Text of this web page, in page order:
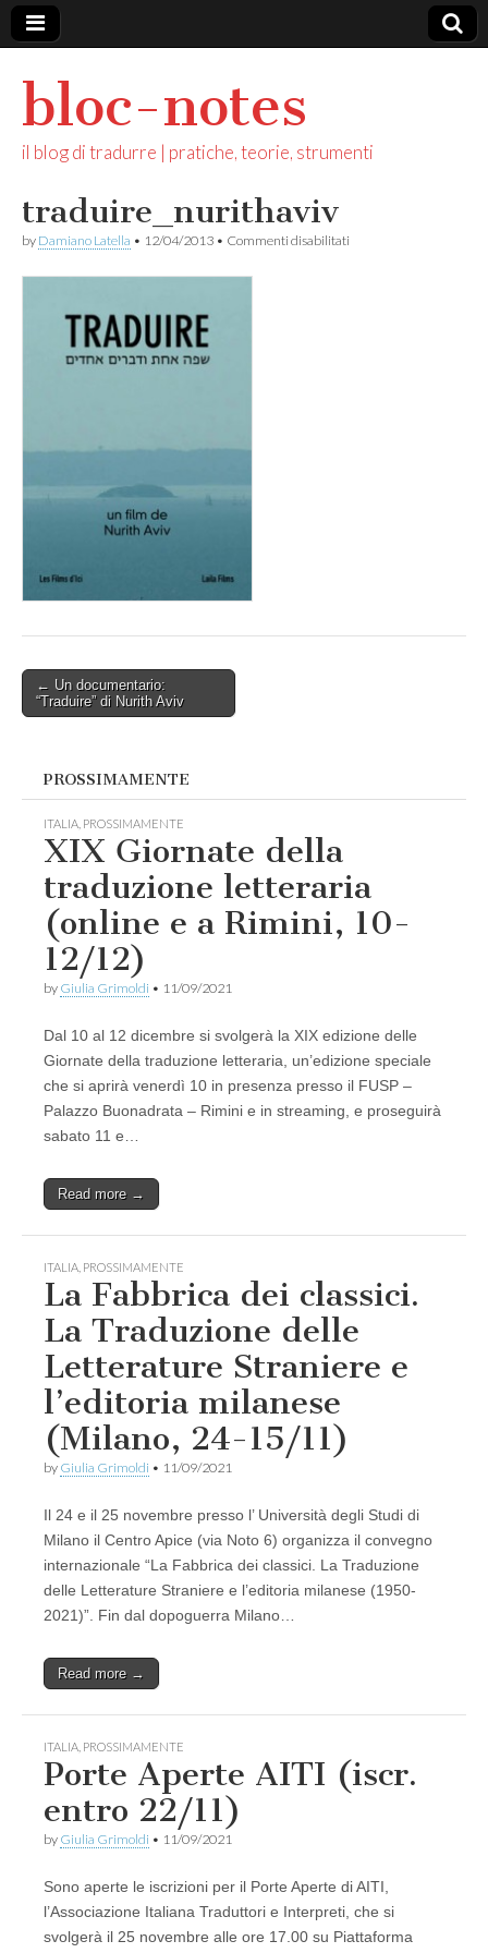
bloc-notes
il blog di tradurre | pratiche, teorie, strumenti
traduire_nurithaviv
by Damiano Latella • 12/04/2013 • Commenti disabilitati
Post
navigation
← Un documentario:
“Traduire” di Nurith Aviv
PROSSIMAMENTE
ITALIA PROSSIMAMENTE
XIX Giornate della
traduzione letteraria
(online e a Rimini, 10-
12/12)
by Giulia Grimoldi • 11/09/2021
Dal 10 al 12 dicembre si svolgerà la XIX edizione delle
Giornate della traduzione letteraria, un’edizione speciale
che si aprirà venerdì 10 in presenza presso il FUSP –
Palazzo Buonadrata – Rimini e in streaming, e proseguirà
sabato 11 e…
Read more →
ITALIA PROSSIMAMENTE
La Fabbrica dei classici.
La Traduzione delle
Letterature Straniere e
l’editoria milanese
(Milano, 24-15/11)
by Giulia Grimoldi • 11/09/2021
Il 24 e il 25 novembre presso l’ Università degli Studi di
Milano il Centro Apice (via Noto 6) organizza il convegno
internazionale “La Fabbrica dei classici. La Traduzione
delle Letterature Straniere e l’editoria milanese (1950-
2021)”. Fin dal dopoguerra Milano…
Read more →
ITALIA PROSSIMAMENTE
Porte Aperte AITI (iscr.
entro 22/11)
by Giulia Grimoldi • 11/09/2021
Sono aperte le iscrizioni per il Porte Aperte di AITI,
l’Associazione Italiana Traduttori e Interpreti, che si
svolgerà il 25 novembre alle ore 17.00 su Piattaforma